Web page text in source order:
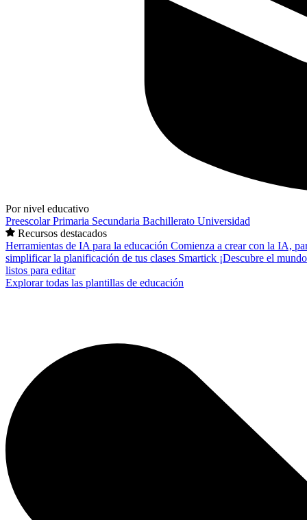
Por nivel educativo
PreescolarPrimaria Secundaria Bachillerato Universidad
Recursos destacados
Herramientas de IA para la educación Comienza a crear con la IA,
simplificar la planificación de tus clases Smartick ¡Descubre el
listos para editar
Explorar todas las plantillas de educación